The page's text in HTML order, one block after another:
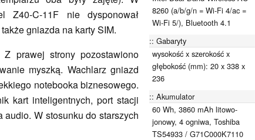
Z40-C-11F nie dysponował
gniazda na karty SIM.
prawej strony pozostawiono
myszką. Wachlarz gniazd
notebooka biznesowego.
kart inteligentnych, port stacji
W stosunku do starszych
8260 (a/b/g/n = Wi-Fi 4/ac =
Wi-Fi 5/), Bluetooth 4.1
Gabaryty
wysokość x szerokość x
głębokość (mm): 20 x 338 x
236
Akumulator
60 Wh, 3860 mAh litowo-
jonowy, 4 ogniwa, Toshiba
TS54933 / G71C000K7110